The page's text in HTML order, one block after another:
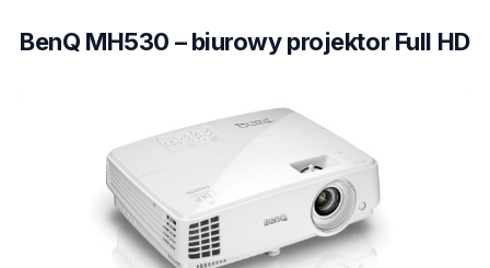
BenQ MH530 – biurowy projektor Full HD